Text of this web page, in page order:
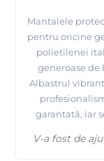
Mantalele
pentru oricine
polietilenei
generoase de
Albastrul
garantată, iar
V-a fost de